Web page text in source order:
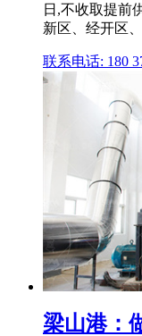
日,不收取提前
新区、经开区
联系电话: 180
梁山港：